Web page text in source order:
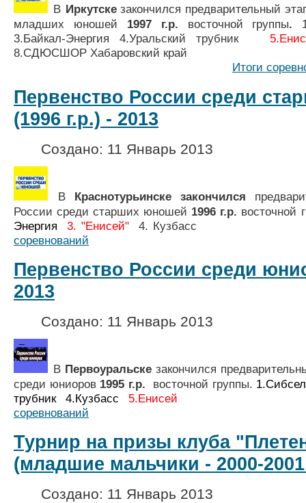
В Иркутскезакончился предварительный
младших юношей 1997 г.р. восточной группы.
3.Байкал-Энергия 4.Уральский трубник 5.
8.СДЮСШОР
Итоги
Первенство России среди
(1996 г.р.) - 2013
Создано: 11 Январь 2013
В Краснотурьинске закончился
России среди старших юношей 1996 г.р. восточной
Энергия 3. "Енисей"
4.
соревнований
Первенство России среди
2013
Создано: 11 Январь 2013
В Первоуральске закончился п
среди юниоров 1995 г.р. восточной группы.
трубник 4.Кузбасс
5.Енисей
соревнований
Турнир на призы клуба
(младшие мальчики - 2000-2001
Создано: 11 Январь 2013